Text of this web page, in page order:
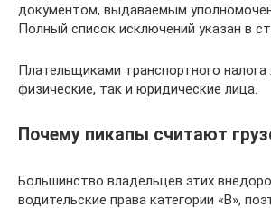
документом, выдаваемым
Полный список исключений указан в
Плательщиками транспортного
физические, так и юридические лица.
Почему пикапы считают
Большинство владельцев этих
водительские права категории «В»,